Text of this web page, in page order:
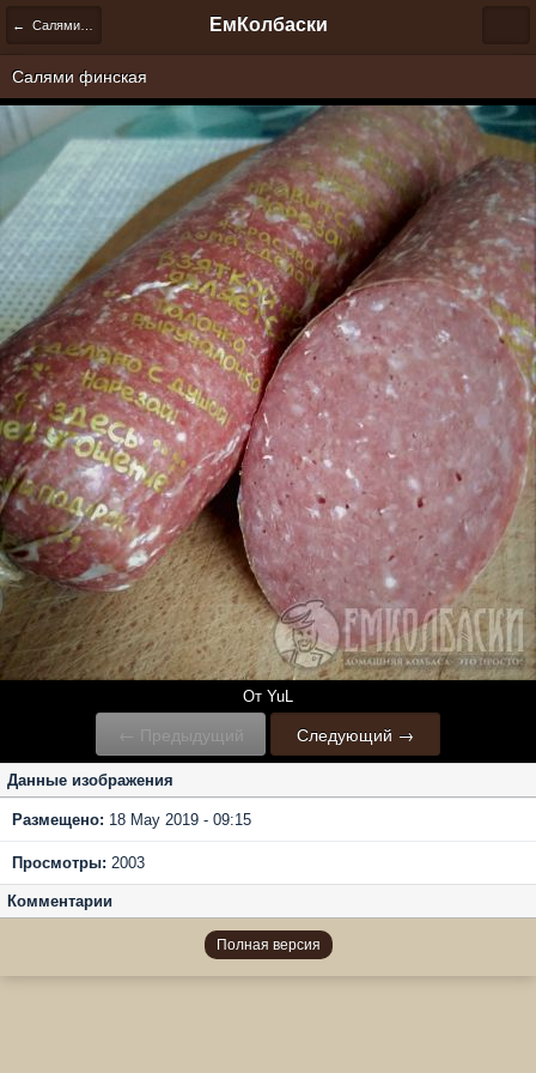
← Салями и сервелаты ЕмКолбаски
Салями финская
От YuL
← Предыдущий Следующий →
Данные изображения
Размещено: 18 May 2019 - 09:15
Просмотры: 2003
Комментарии
Полная версия